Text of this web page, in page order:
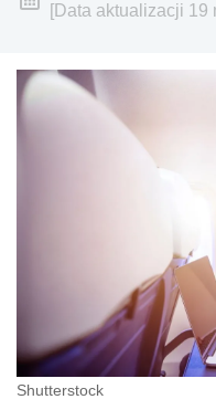
[Data aktualizacji 19
Shutterstock